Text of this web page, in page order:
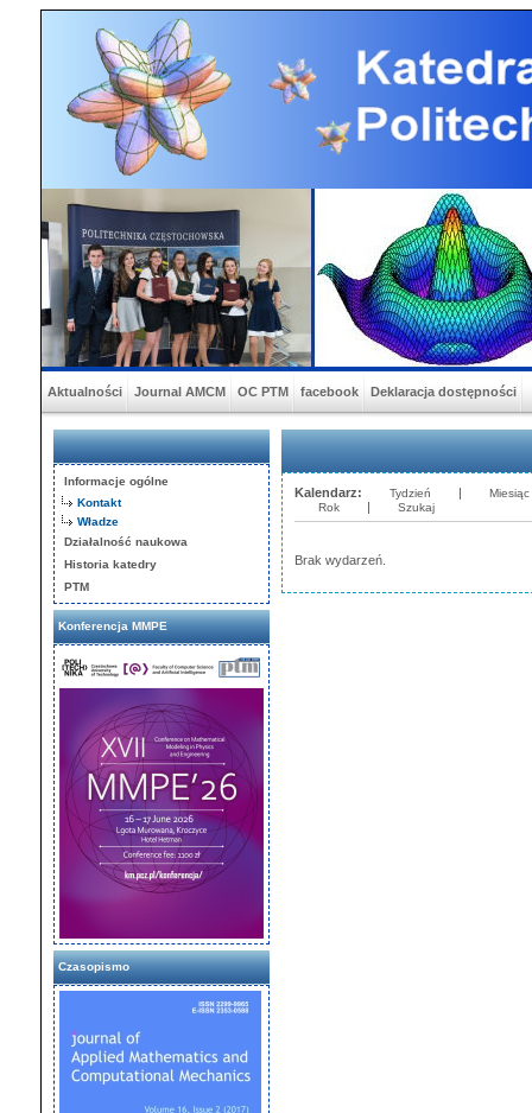
Aktualności Journal AMCM OC PTM facebook Deklaracja dostępności
Informacje ogólne
Kontakt
Władze
Działalność naukowa
Historia katedry
PTM
Konferencja MMPE
Czasopismo
Kalendarz: Tydzień |
Miesiąc
Rok
| Szukaj
Brak wydarzeń.